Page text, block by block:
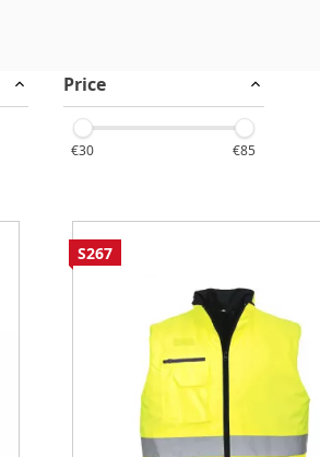
Price
€30 €85
S267